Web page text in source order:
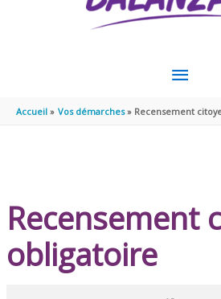
MENU
Accueil Vos démarches Recensement
Recensement
obligatoire